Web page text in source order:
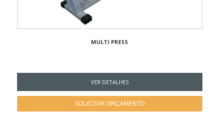
MULTI PRESS
VER DETALHES
SOLICITAR ORÇAMENTO